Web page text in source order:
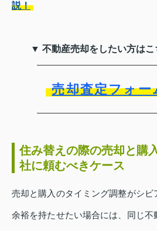
説！
▼ 不動産売却をしたい方は
売却査定フォー
住み替えの際の売却と購
社に頼むべきケース
売却と購入のタイミング調整がシビ
余裕を持たせたい場合には、同じ不